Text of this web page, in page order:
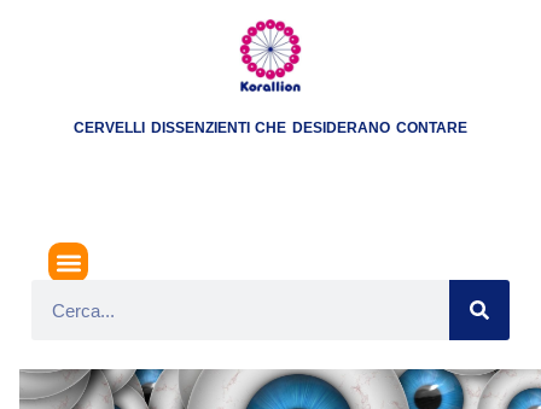
CERVELLI DISSENZIENTI CHE DESIDERANO CONTARE